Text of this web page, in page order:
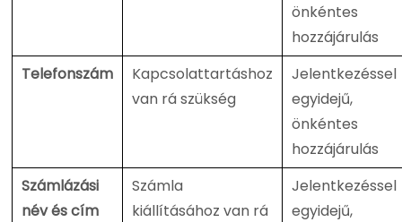
önkéntes
hozzájárulás
Telefonszám
Kapcsolattartáshoz
van rá szükség
Jelentkezéssel
egyidejű,
önkéntes
hozzájárulás
Számlázási
név és cím
Számla
kiállításához van rá
Jelentkezéssel
egyidejű,